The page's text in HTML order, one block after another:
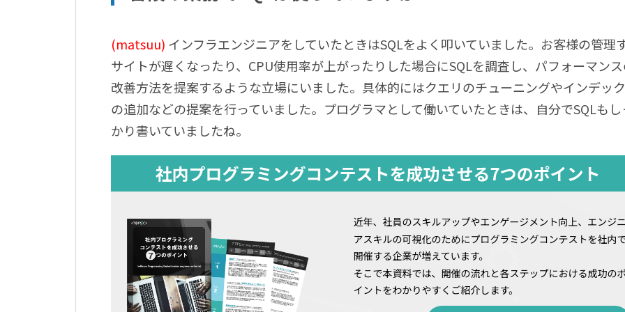
(matsuu) インフラエンジニアをしていたときはSQLをよく叩いていました。お客様の管理
サイトが遅くなったり、 CPU使用率が上がったりした場合にSQLを調査し、パフォーマン
改善方法を提案するような立場にいました。具体的にはクエリのチューニングやインデッ
の追加などの提案を行っていました。プログラマとして働いていたときは、自分でSQLもし
かり書いていましたね。